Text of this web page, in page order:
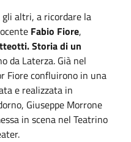
altri, a ricordare la
Fabio Fiore,
Storia di un
da Laterza. Già nel
Fiore confluirono in una
e realizzata in
Giuseppe Morrone
in scena nel Teatrino